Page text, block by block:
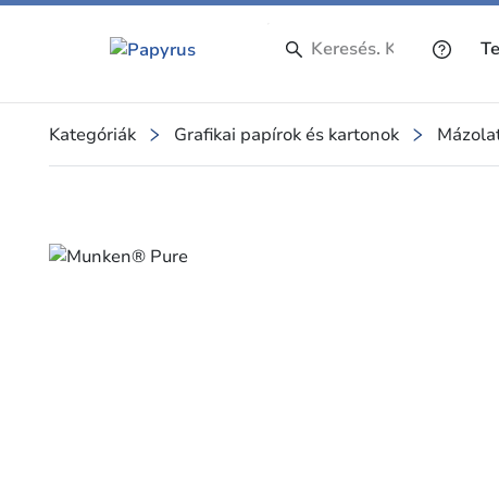
Kategóriák Grafikai papírok és kartonok
Slide 1 of 1